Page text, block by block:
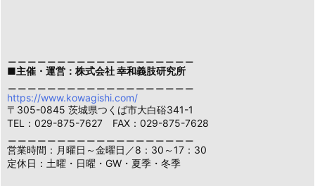
■主催・運営：株式会社 幸和義肢研究所
https://www.kowagishi.com/
〒305-0845 茨城県つくば市大白硲341-1
TEL：029-875-7627 FAX：029-875-7628
営業時間：月曜日～金曜日／8：30～17：30
定休日：土曜・日曜・GW・夏季・冬季